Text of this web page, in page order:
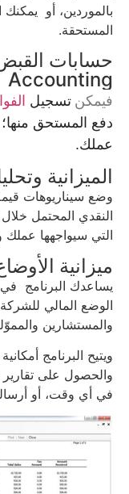
بالموردين، أو يمكنك
المستحقة.
Accounting
فيمكن تسجيل
دفع المستحق
عملك.
الميزانية
وضع سيناريوهات
النقدي المحتمل خلال
التي سيواجهها عملك
ميزانية
يساعدك البرنامج
الوضع المالي
والمستشارين
ويتيح البرنامج
والحصول على
في أي وقت، أو